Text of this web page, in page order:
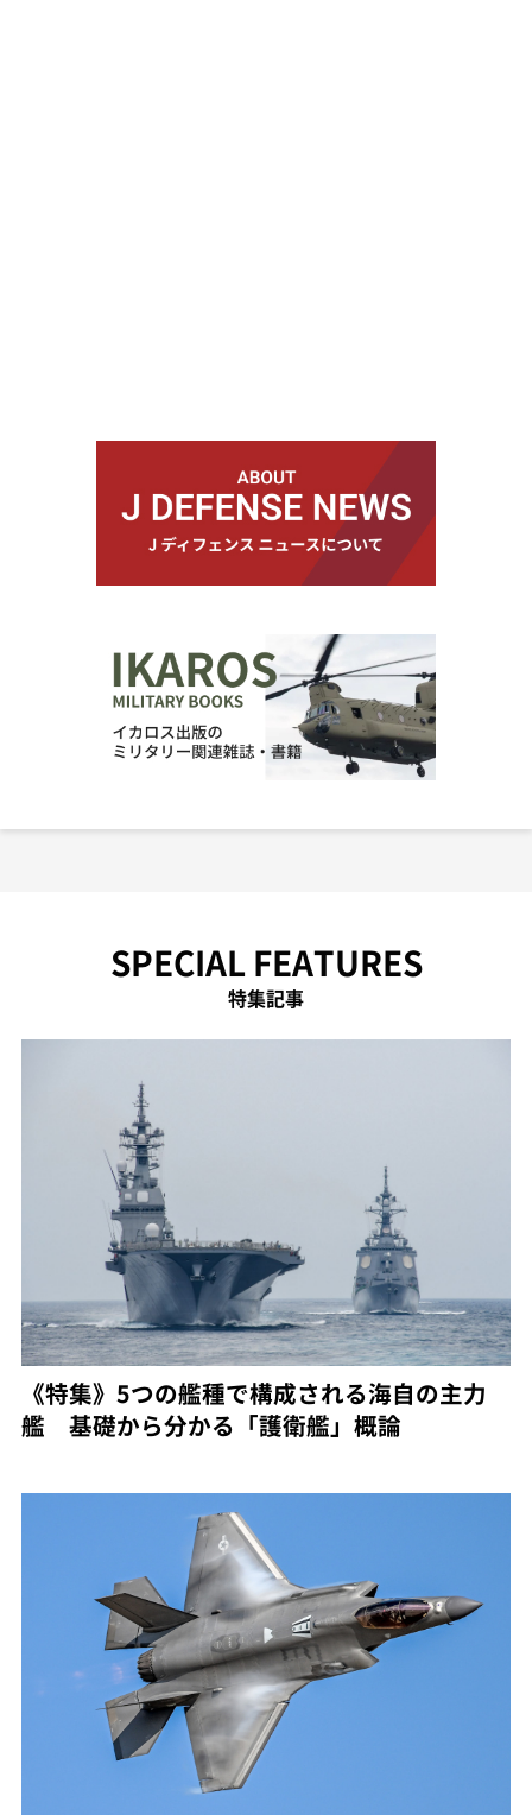
SPECIAL FEATURES
特集記事
《特集》5つの艦種で構成される海自の主力
艦 基礎から分かる「護衛艦」概論